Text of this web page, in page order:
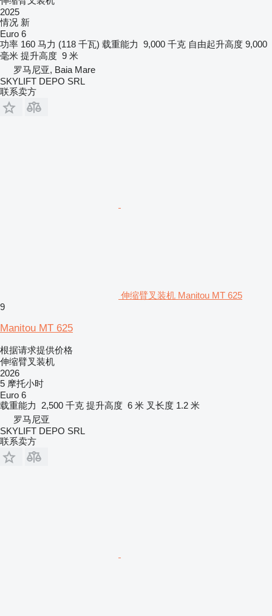
2025
情况 新
Euro 6
功率 160 马力 (118 千瓦) 载重能力 9,000 千克 自由起升高度 9,000
毫米 提升高度 9 米
罗马尼亚, Baia Mare
SKYLIFT DEPO SRL
联系卖方
伸缩臂叉装机 Manitou MT 625
9
Manitou MT 625
根据请求提供价格
伸缩臂叉装机
2026
5 摩托小时
Euro 6
载重能力
2,500 千克 提升高度 6 米 叉长度 1.2 米
罗马尼亚
SKYLIFT DEPO SRL
联系卖方